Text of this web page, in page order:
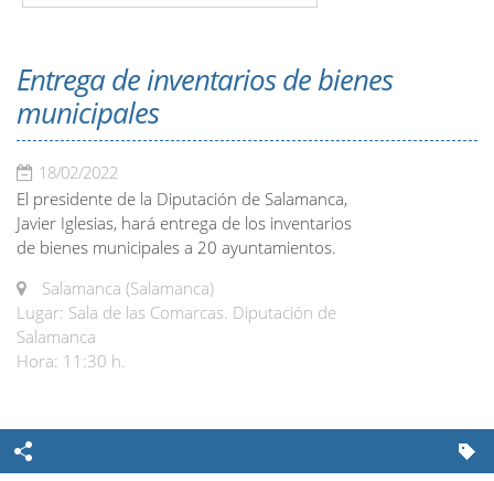
Entrega de inventarios de bienes
municipales
18/02/2022
El presidente de la Diputación de Salamanca,
Javier Iglesias, hará entrega de los inventarios
de bienes municipales a 20 ayuntamientos.
Salamanca (Salamanca)
Lugar: Sala de las Comarcas. Diputación de
Salamanca
Hora: 11:30 h.